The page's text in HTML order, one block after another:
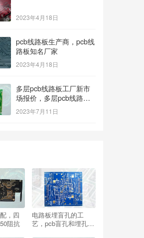
2023年4月18日
pcb线路板生产商，pcb线
路板知名厂家
2023年4月18日
多层pcb线路板工厂新市
场报价，多层pcb线路板
厂家新参考价格
2023年7月11日
，四
阻抗
电路板埋盲孔的工
艺，pcb盲孔和埋孔有